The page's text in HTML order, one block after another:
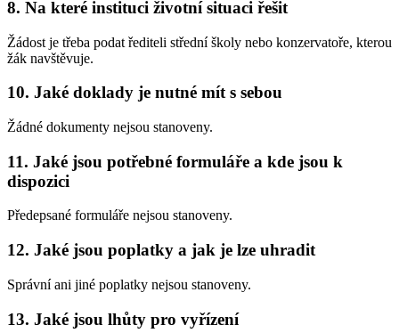
8. Na které instituci životní situaci řešit
Žádost je třeba podat řediteli střední školy nebo konzervatoře, kterou
žák navštěvuje.
10. Jaké doklady je nutné mít s sebou
Žádné dokumenty nejsou stanoveny.
11. Jaké jsou potřebné formuláře a kde jsou k
dispozici
Předepsané formuláře nejsou stanoveny.
12. Jaké jsou poplatky a jak je lze uhradit
Správní ani jiné poplatky nejsou stanoveny.
13. Jaké jsou lhůty pro vyřízení